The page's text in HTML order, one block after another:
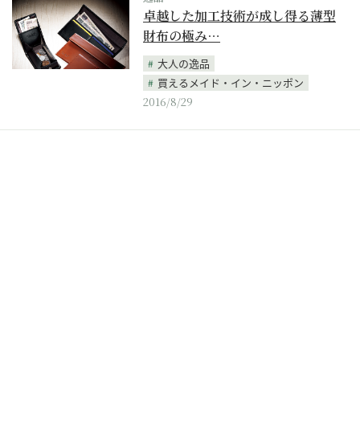
卓越した加工技術が成し得る薄型
財布の極み…
大人の逸品
買えるメイド・イン・ニッポン
2016/8/29